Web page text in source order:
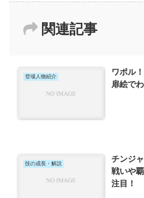
関連記事
登場人物紹介
ワポル
扉絵で
技の成長・解説
チンジ
戦いや
注目！